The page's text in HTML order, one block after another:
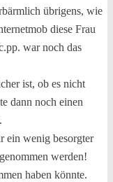
übrigens, wie
diese Frau
war noch das
ist, ob es nicht
dann noch einen
ein wenig besorgter
werden!
haben könnte.